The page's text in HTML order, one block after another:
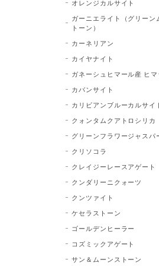
オレンジカルサイト
ガーニエライト（グリーン
トーン）
カーネリアン
カイヤナイト
ガネーシュヒマール産 ヒ
カバンサイト
カリビアンブルーカルサイ
クォンタムクアトロシリカ
グリーンフラワージャスパ
クリソコラ
クレイジーレースアゲート
クンダリーニクォーツ
クンツァイト
ケセラストーン
ゴールデンヒーラー
コズミックアゲート
サン＆ムーンストーン